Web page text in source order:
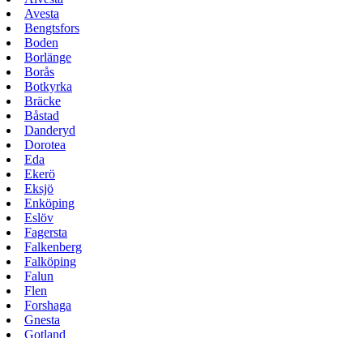
Avesta
Bengtsfors
Boden
Borlänge
Borås
Botkyrka
Bräcke
Båstad
Danderyd
Dorotea
Eda
Ekerö
Eksjö
Enköping
Eslöv
Fagersta
Falkenberg
Falköping
Falun
Flen
Forshaga
Gnesta
Gotland